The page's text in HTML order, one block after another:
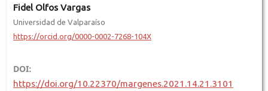
Fidel Olfos Vargas
Universidad de Valparaíso
https://orcid.org/0000-0002-7268-104X
DOI:
https://doi.org/10.22370/margenes.2021.14.21.3101